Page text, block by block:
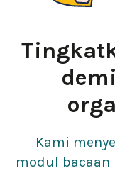
Kami
modul